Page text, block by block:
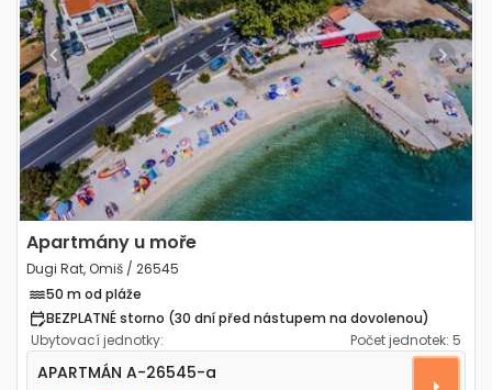
Previous Next
Apartmány u moře
Dugi Rat, Omiš / 26545
50 m od pláže
BEZPLATNÉ storno (30 dní před nástupem na dovolenou)
Ubytovací jednotky:
Počet jednotek: 5
Dvoupokojový apartmán Dugi Rat, Omiš A-26545-a
APARTMÁN A-26545-a